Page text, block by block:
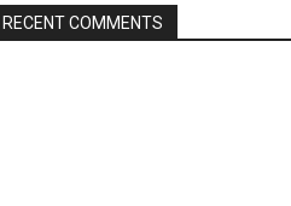
RECENT COMMENTS